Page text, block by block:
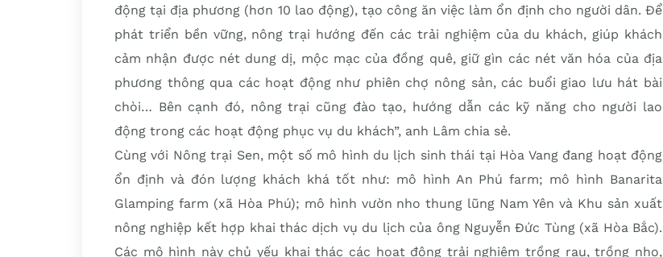
động tại địa phương (hơn 10 lao động), tạo công ăn việc làm ổn định cho người dân. Để
phát triển bền vững, nông trại hướng đến các trải nghiệm của du khách, giúp khách
cảm nhận được nét dung dị, mộc mạc của đồng quê, giữ gìn các nét văn hóa của địa
phương thông qua các hoạt động như phiên chợ nông sản, các buổi giao lưu hát bài
chòi… Bên cạnh đó, nông trại cũng đào tạo, hướng dẫn các kỹ năng cho người lao
động trong các hoạt động phục vụ du khách”, anh Lâm chia sẻ.
Cùng với Nông trại Sen, một số mô hình du lịch sinh thái tại Hòa Vang đang hoạt động
ổn định và đón lượng khách khá tốt như: mô hình An Phú farm; mô hình Banarita
Glamping farm (xã Hòa Phú); mô hình vườn nho thung lũng Nam Yên và Khu sản xuất
nông nghiệp kết hợp khai thác dịch vụ du lịch của ông Nguyễn Đức Tùng (xã Hòa Bắc).
Các mô hình này chủ yếu khai thác các hoạt động trải nghiệm trồng rau, trồng nho,